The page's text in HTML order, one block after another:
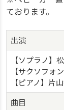
ております。
出演
【ソプラノ】
【サクソフォ
【ピアノ】片
曲目